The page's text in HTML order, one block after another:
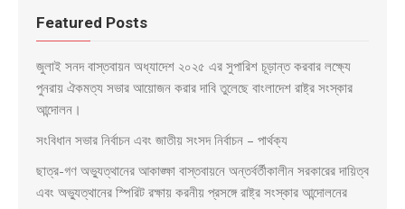
Featured Posts
জুলাই সনদ বাস্তবায়ন অধ্যাদেশ ২০২৫ এর সুপারিশ চূড়ান্ত করবার লক্ষ্যে
পুনরায় ঐকমত্য সভার আয়োজন করার দাবি তুলেছে বাংলাদেশ রাষ্ট্র সংস্কার
আন্দোলন।
সংবিধান সভার নির্বাচন এবং জাতীয় সংসদ নির্বাচন – পার্থক্য
ছাত্র-গণ অভ্যুত্থানের আকাঙ্ক্ষা বাস্তবায়নে অন্তর্বর্তীকালীন সরকারের দায়িত্ব
এবং অভ্যুত্থানের স্পিরিট রক্ষায় করনীয় প্রসঙ্গে রাষ্ট্র সংস্কার আন্দোলনের